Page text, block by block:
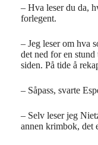
– Hva leser du da,
forlegent.
– Jeg leser om hva
det ned for en
siden. På tide å
– Såpass, svarte
– Selv leser jeg
annen krimbok, det